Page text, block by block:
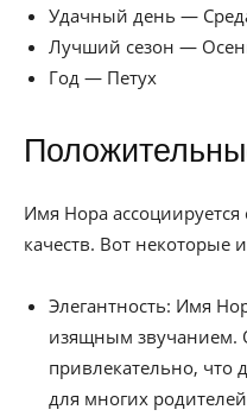
Удачный день —
Лучший сезон —
Год — Петух
Имя Нора
качеств. Вот некоторые
Элегантность: Имя
изящным звучанием.
привлекательно, что
для многих